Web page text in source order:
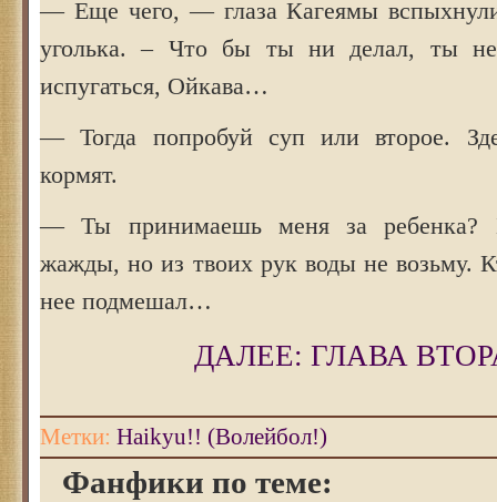
— Еще чего, — глаза Кагеямы
уголька. – Что бы ты ни делал, ты не
испугаться, Ойкава…
— Тогда попробуй суп или второе.
кормят.
— Ты принимаешь меня за ребенка?
жажды, но из твоих рук воды не возьму.
нее подмешал…
ДАЛЕЕ: ГЛАВА
Метки: Haikyu!! (Волейбол!)
Фанфики по теме: